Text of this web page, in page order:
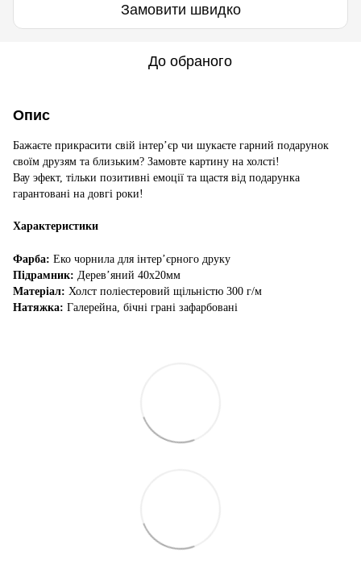
Замовити швидко
До обраного
Опис
Бажаєте прикрасити свій інтер’єр чи шукаєте гарний подарунок
своїм друзям та близьким? Замовте картину на холсті!
Вау эфект, тільки позитивні емоції та щастя від подарунка
гарантовані на довгі роки!
Характеристики
Фарба: Еко чорнила для інтер’єрного друку
Підрамник: Дерев’яний 40х20мм
Матеріал: Холст поліестеровий щільністю 300 г/м
Натяжка: Галерейна, бічні грані зафарбовані